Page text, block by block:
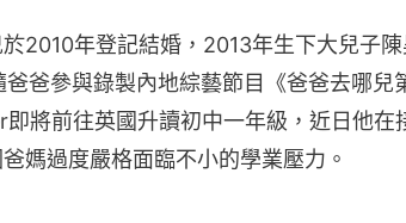
2010年登記結婚，2013年生下大兒子
爸參與錄製內地綜藝節目《爸爸去哪兒
將前往英國升讀初中一年級，近日他在
媽過度嚴格面臨不小的學業壓力。